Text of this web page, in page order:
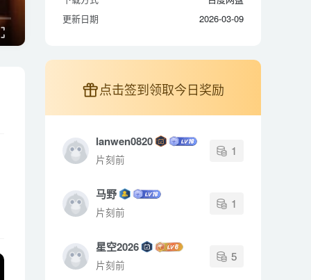
更新日期
2026-03-09
点击签到领取今日奖励
lanwen0820
片刻前
1
马野
片刻前
1
星空2026
片刻前
5